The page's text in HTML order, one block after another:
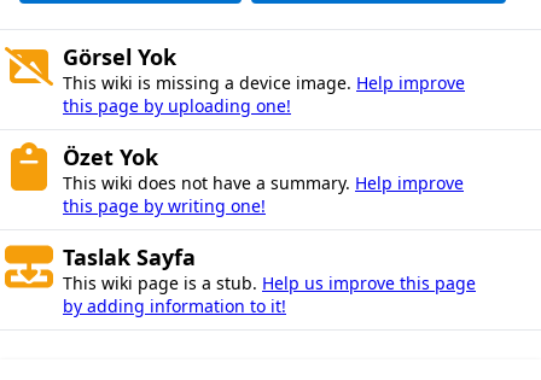
Görsel Yok
This wiki is missing a device image. Help improve
this page by uploading one!
Özet Yok
This wiki does not have a summary. Help improve
this page by writing one!
Taslak Sayfa
This wiki page is a stub. Help us improve this page
by adding information to it!